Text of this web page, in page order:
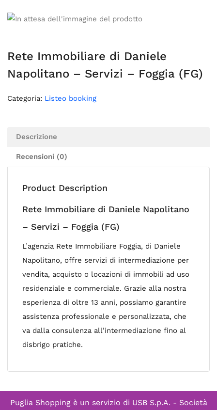
Rete Immobiliare di Daniele
Napolitano – Servizi – Foggia (FG)
Categoria: Listeo booking
Descrizione
Recensioni (0)
Product Description
Rete Immobiliare di Daniele Napolitano
– Servizi – Foggia (FG)
L’agenzia Rete Immobiliare Foggia, di Daniele
Napolitano, offre servizi di intermediazione per
vendita, acquisto o locazioni di immobili ad uso
residenziale e commerciale. Grazie alla nostra
esperienza di oltre 13 anni, possiamo garantire
assistenza professionale e personalizzata, che
va dalla consulenza all’intermediazione fino al
disbrigo pratiche.
Puglia Shopping è un servizio di USB S.p.A. - Società